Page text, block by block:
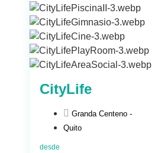
CityLife
Granda Centeno -
Quito
desde